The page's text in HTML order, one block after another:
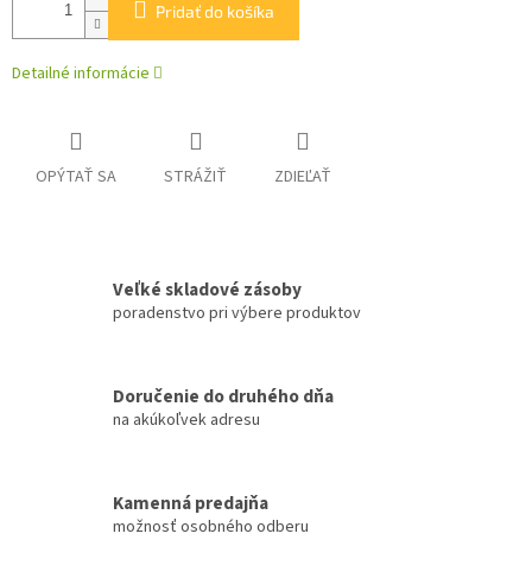
Pridať do košíka
Detailné informácie
OPÝTAŤ SA STRÁŽIŤ ZDIEĽAŤ
Veľké skladové zásoby
poradenstvo pri výbere produktov
Doručenie do druhého dňa
na akúkoľvek adresu
Kamenná predajňa
možnosť osobného odberu